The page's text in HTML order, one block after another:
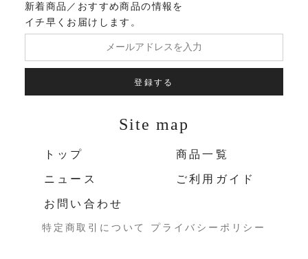
新着商品／おすすめ商品の情報を
イチ早くお届けします。
登録する
Site map
トップ 商品一覧
ニュース ご利用ガイド
お問い合わせ
特定商取引について プライバシーポリシー